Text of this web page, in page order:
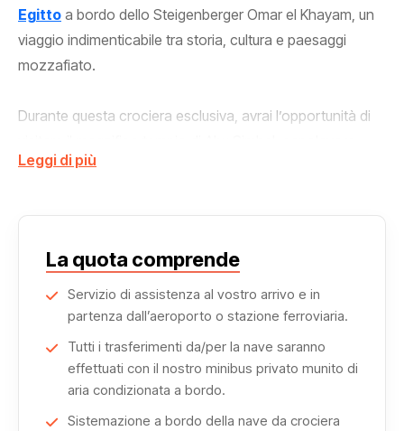
Egitto a bordo dello Steigenberger Omar el Khayam, un
viaggio indimenticabile tra storia, cultura e paesaggi
mozzafiato.
Durante questa crociera esclusiva, avrai l’opportunità di
dell’antico Egitto
dove potrai immergerti nella storia e scattare fotografie
Proseguendo, scoprirai i templi di Amada e il tempio di
Amada, celebri per i loro splendidi rilievi e decorazioni
artistiche, e il piccolo ma affascinante sito di Derr, con la
sua atmosfera unica e suggestiva.
Non mancherà la visita alla tomba di Penout, un luogo
Leggi di più
La quota comprende
Servizio di assistenza al vostro arrivo e in
partenza dall’aeroporto o stazione ferroviaria.
Tutti i trasferimenti da/per la nave saranno
effettuati con il nostro minibus privato munito di
aria condizionata a bordo.
Sistemazione a bordo della nave da crociera